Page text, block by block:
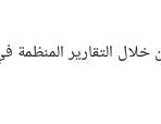
التقارير